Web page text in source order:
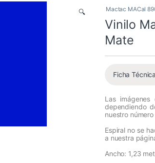
🔍 Mactac MACal
Vinilo
Mate
Ficha Técnica
Las
dependiendo
nuestro
Espiral no se
a nuestra
Ancho: 1,23